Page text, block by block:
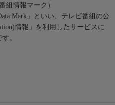
組情報マーク）
Mark」といい、テレビ番組の公
情報」を利用したサービスに
。